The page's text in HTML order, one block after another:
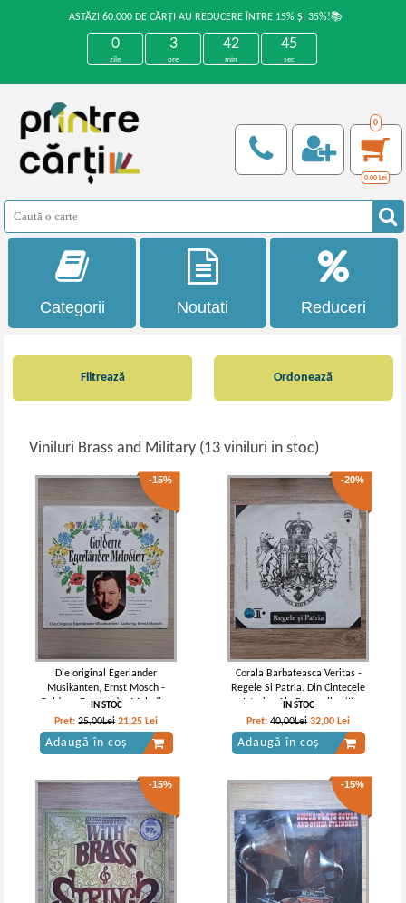
ASTĂZI 60.000 DE CĂRȚI AU REDUCERE ÎNTRE 15% ȘI 35%!📚
0
zile
3
ore
42
min
45
sec
0
0,00 Lei
Categorii Noutati Reduceri
Filtrează
Viniluri Brass and Military (13 viniluri in stoc)
Ordonează
-15%
Die original Egerlander
Musikanten, Ernst Mosch -
Goldene Egerlander Melodien
IN STOC
Pret:25,00Lei 21,25 Lei
Adaugă în coș
-20%
Corala Barbateasca Veritas -
Regele Si Patria. Din Cintecele
Istorice Ale Romanilor (I)
IN STOC
Pret:40,00Lei 32,00 Lei
Adaugă în coș
-15% -15%